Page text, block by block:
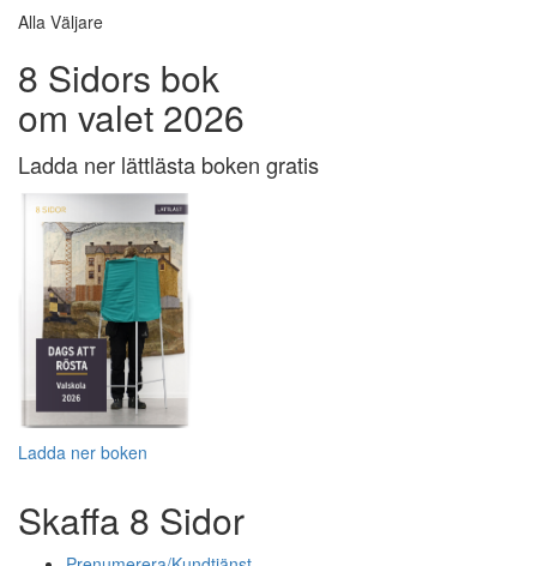
Alla Väljare
8 Sidors bok
om valet 2026
Ladda ner lättlästa boken gratis
Ladda ner boken
Skaffa 8 Sidor